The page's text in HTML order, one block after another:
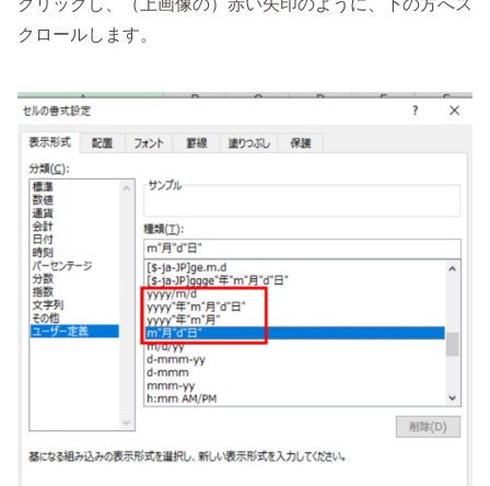
クリックし、（上画像の）赤い矢印のように、下の方へス
クロールします。